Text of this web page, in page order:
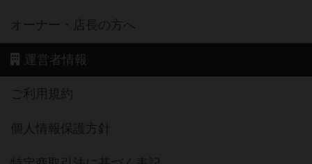
オーナー・店長の方へ
運営者情報
ご利用規約
個人情報保護方針